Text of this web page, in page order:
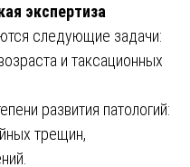
экспертиза
следующие задачи:
и таксационных
развития патологий:
трещин,